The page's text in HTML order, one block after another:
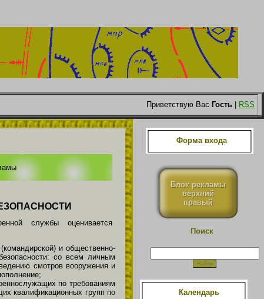
Приветствую Вас Гость RSS
службы оценивается
и общественно-
со всем личным
смотров вооружения и
по требованиям
квалификационных групп по
Форма входа
Блок рекламы
верхний
правый
Поиск
Календарь